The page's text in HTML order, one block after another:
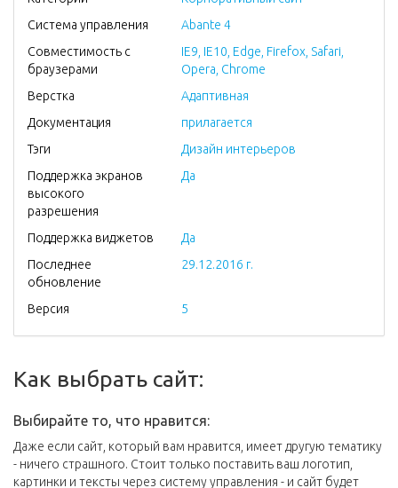
Система управления
Abante 4
Совместимость с
браузерами
IE9, IE10, Edge, Firefox, Safari,
Opera, Chrome
Верстка
Адаптивная
Документация
прилагается
Тэги
Дизайн интерьеров
Поддержка экранов
высокого
разрешения
Да
Поддержка виджетов
Да
Последнее
обновление
29.12.2016 г.
Версия 5
Как выбрать сайт:
Выбирайте то, что нравится:
Даже если сайт, который вам нравится, имеет другую тематику
- ничего страшного. Стоит только поставить ваш логотип,
картинки и тексты через систему управления - и сайт будет